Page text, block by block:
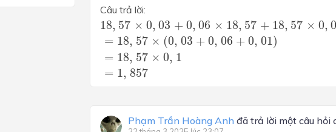
Câu trả lời:
18, 57 × 0, 03 + 0, 06 × 18, 57 + 18, 57 × 0,
18 57 × 0 ,03+ , 06 ×18, 57+ 18, 57 ×0 01
= 18, 57 × (0, 03 + 0, 06 + 0, 01)
18 ,57×( 0, 03 +0,06 +0 ,01 )
= 18, 57 × 0, 1
18 ,57×0,1
= 1, 857
857
Phạm Trần Hoàng Anh đã trả lời một câu hỏi